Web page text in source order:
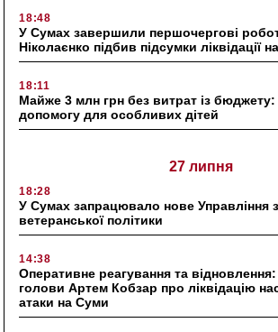
18:48
У Сумах завершили першочергові
Ніколаєнко підбив підсумки ліквідації
18:11
Майже 3 млн грн без витрат із
допомогу для особливих дітей
27 липня
18:28
У Сумах запрацювало нове Управління
ветеранської політики
14:38
Оперативне реагування та
голови Артем Кобзар про ліквідацію
атаки на Суми